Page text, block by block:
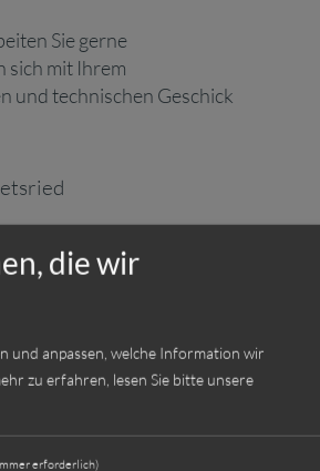
Sie gerne
sich mit Ihrem
und technischen Geschick
bewerben
Jobs
die wir
und anpassen, welche Information wir
zu erfahren, lesen Sie bitte unsere
erforderlich)